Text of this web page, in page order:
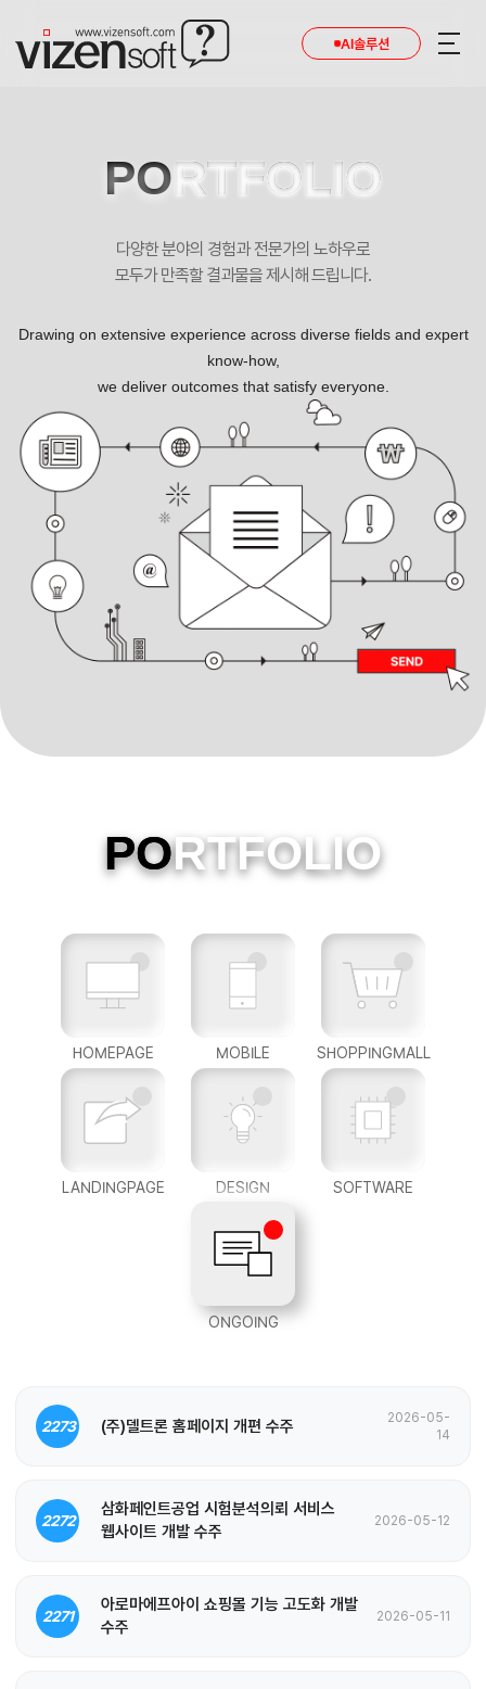
AI솔루션
PORTFOLIO
다양한 분야의 경험과 전문가의 노하우로
모두가 만족할 결과물을 제시해 드립니다.
Drawing on extensive experience across diverse fields and expert
know-how,
we deliver outcomes that satisfy everyone.
PORTFOLIO
HOMEPAGE MOBILE SHOPPINGMALL
LANDINGPAGE DESIGN SOFTWARE
ONGOING
2273 (주)델트론 홈페이지 개편 수주
2026-05-
14
2272
삼화페인트공업 시험분석의뢰 서비스
웹사이트 개발 수주
2026-05-12
2271
아로마에프아이 쇼핑몰 기능 고도화 개발
수주
2026-05-11